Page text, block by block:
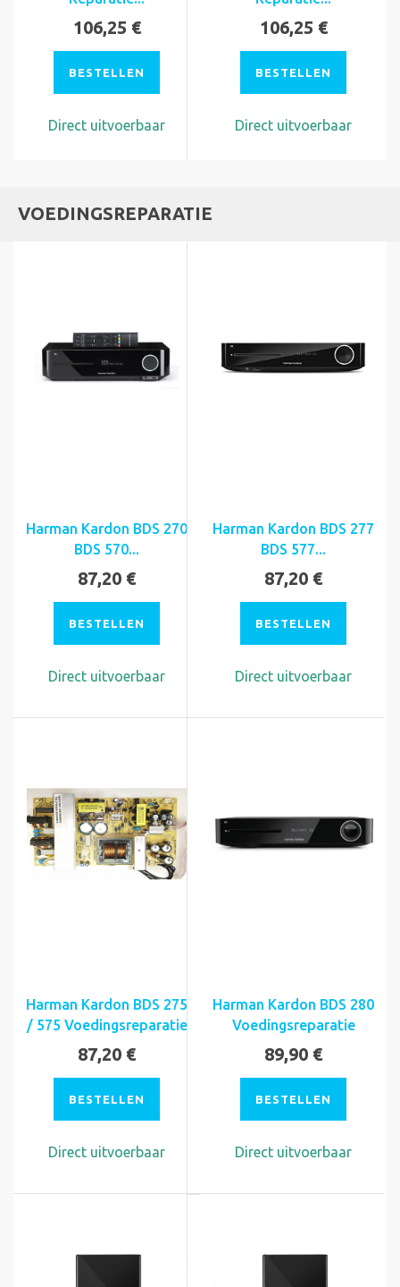
106,25 €
BESTELLEN
Direct uitvoerbaar
106,25 €
BESTELLEN
Direct uitvoerbaar
VOEDINGSREPARATIE
Harman Kardon BDS 270
BDS 570...
87,20 €
BESTELLEN
Direct uitvoerbaar
Harman Kardon BDS 277
BDS 577...
87,20 €
BESTELLEN
Direct uitvoerbaar
Harman Kardon BDS 275
/ 575 Voedingsreparatie
87,20 €
BESTELLEN
Direct uitvoerbaar
Harman Kardon BDS 280
Voedingsreparatie
89,90 €
BESTELLEN
Direct uitvoerbaar